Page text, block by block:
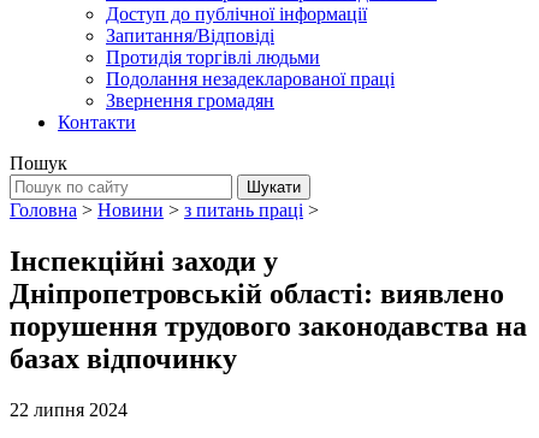
Доступ до публічної інформації
Запитання/Відповіді
Протидія торгівлі людьми
Подолання незадекларованої праці
Звернення громадян
Контакти
Пошук
Головна > Новини > з питань праці >
Інспекційні заходи у
Дніпропетровській області: виявлено
порушення трудового законодавства на
базах відпочинку
22 липня 2024